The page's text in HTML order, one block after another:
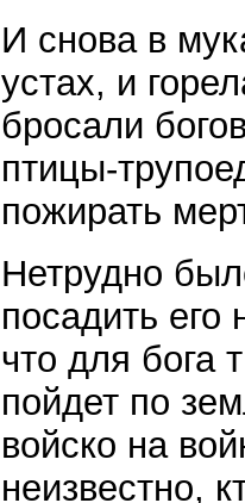
И снова в
устах, и
бросали
птицы-
пожирать
Нетрудно
посадить
что для бога
пойдет по
войско на
неизвестно,